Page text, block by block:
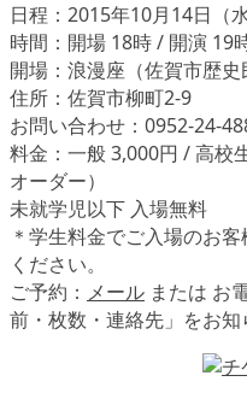
日程：2015年10月14日（水
時間：開場 18時 / 開演 19
開場：浪漫座（佐賀市歴史
住所：佐賀市柳町2-9
お問い合わせ：0952-24-
料金：一般 3,000円 / 高校
オーダー）
未就学児以下 入場無料
＊学生料金でご入場のお
ください。
ご予約： メール または お
前・枚数・連絡先」をお知